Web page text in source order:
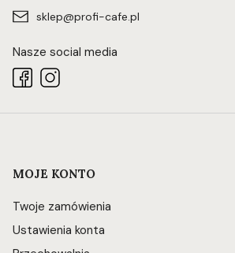
sklep@profi-cafe.pl
Nasze social media
Linki w stopce
MOJE KONTO
Twoje zamówienia
Ustawienia konta